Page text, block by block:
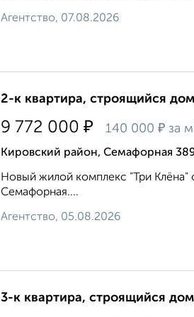
Агентство, 07.08.2026
2-к квартира, строящийся
9 772 000 ₽ 140 000 ₽ за
Кировский район, Семафорная
Новый жилой комплекс "Три Клёна"
Семафорная....
Агентство, 05.08.2026
3-к квартира, строящийся